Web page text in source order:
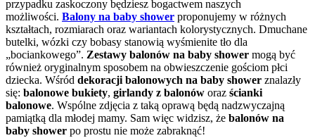
przypadku zaskoczony będziesz bogactwem naszych
możliwości. Balony na baby shower proponujemy w różnych
kształtach, rozmiarach oraz wariantach kolorystycznych. Dmuchane
butelki, wózki czy bobasy stanowią wyśmienite tło dla
„bociankowego”. Zestawy balonów na baby shower mogą być
również oryginalnym sposobem na obwieszczenie gościom płci
dziecka. Wśród dekoracji balonowych na baby shower znalazły
się: balonowe bukiety, girlandy z balonów oraz ścianki
balonowe. Wspólne zdjęcia z taką oprawą będą nadzwyczajną
pamiątką dla młodej mamy. Sam więc widzisz, że balonów na
baby shower po prostu nie może zabraknąć!